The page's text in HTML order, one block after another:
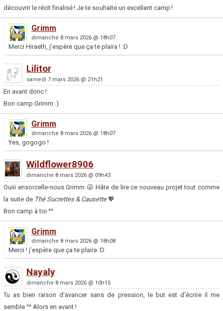
découvrir le récit finalisé ! Je te souhaite un excellent camp !
Grimm
dimanche 8 mars 2026 @ 18h07
Merci Hiraeth, j'espère que ça te plaira ! :D
Lilitor
samedi 7 mars 2026 @ 21h21
En avant donc !
Bon camp Grimm :)
Grimm
dimanche 8 mars 2026 @ 18h07
Yes, gogogo !
Wildflower8906
dimanche 8 mars 2026 @ 09h43
Ouiii ensorcelle-nous Grimm 😜 Hâte de lire ce nouveau projet tout comme
la suite de Thé Sucrettes & Causette💖
Bon camp à toi ^^
Grimm
dimanche 8 mars 2026 @ 18h08
Merci ! j'espère que ça te plaira :D
Nayaly
dimanche 8 mars 2026 @ 10h15
Tu as bien raison d'avancer sans de pression, le but est d'écrire il me
semble ^^ Alors en avant !